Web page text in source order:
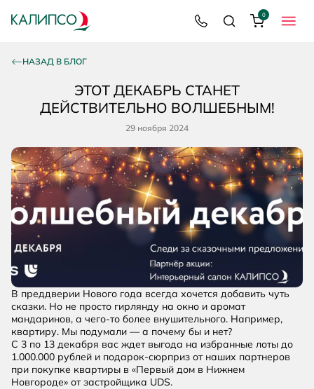
МЕНЮ
8 800 200 92 39
ПоискКорзина
0
НАЗАД В БЛОГ
ЭТОТ ДЕКАБРЬ СТАНЕТ
ДЕЙСТВИТЕЛЬНО ВОЛШЕБНЫМ!
29 ноября 2024
В преддверии Нового года всегда хочется добавить чуть
сказки. Но не просто гирлянду на окно и аромат
мандаринов, а чего-то более внушительного. Например,
квартиру. Мы подумали — а почему бы и нет?
С 3 по 13 декабря вас ждет выгода на избранные лоты до
1.000.000 рублей и подарок-сюрприз от наших партнеров
при покупке квартиры в «Первый дом в Нижнем
Новгороде» от застройщика UDS.